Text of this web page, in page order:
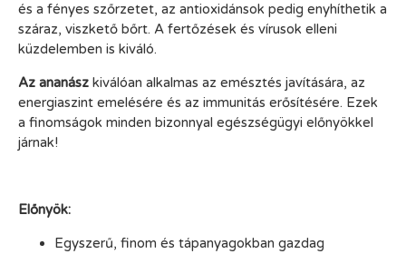
és a fényes szőrzetet, az antioxidánsok pedig enyhíthetik a
száraz, viszkető bőrt. A fertőzések és vírusok elleni
küzdelemben is kiváló.
Az ananász kiválóan alkalmas az emésztés javítására, az
energiaszint emelésére és az immunitás erősítésére. Ezek
a finomságok minden bizonnyal egészségügyi előnyökkel
járnak!
Előnyök:
Egyszerű, finom és tápanyagokban gazdag